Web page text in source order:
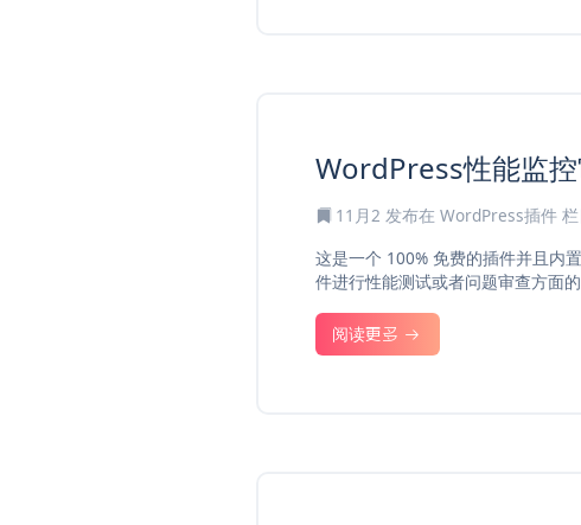
WordPress性能监
11月2 发布在 WordPress插件 栏
这是一个 100% 免费的插件并且内
件进行性能测试或者问题审查方面
阅读更多